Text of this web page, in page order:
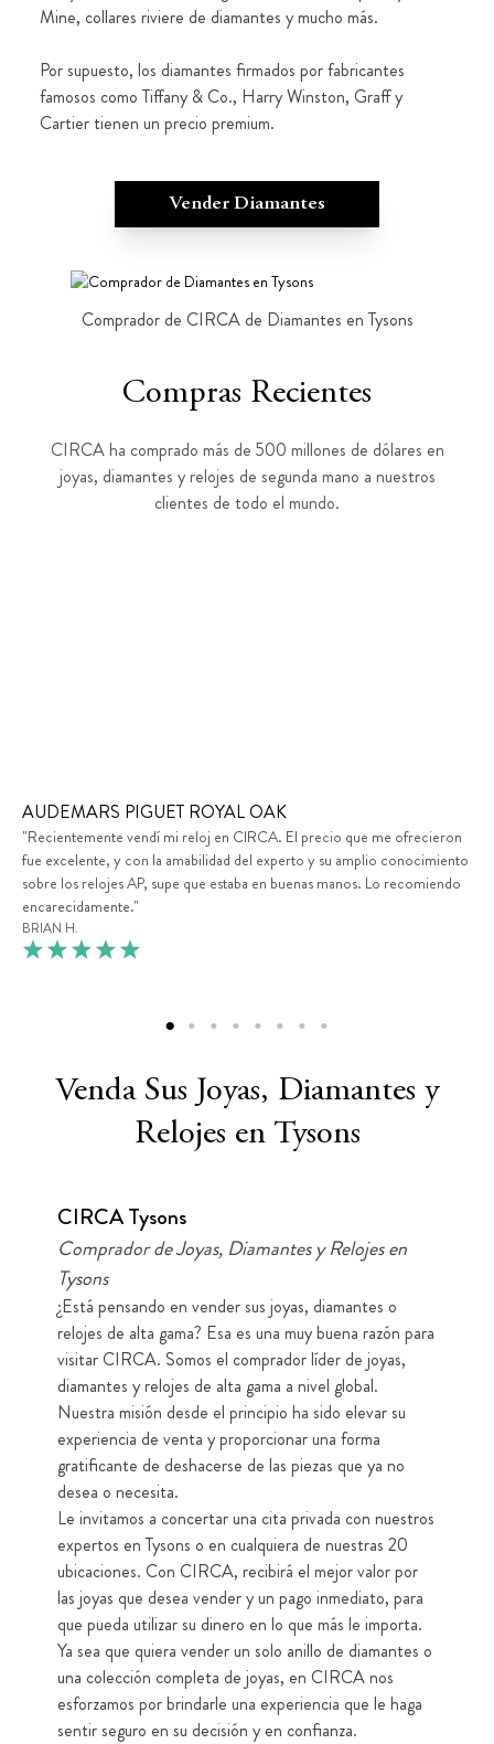
Mine, collares riviere de diamantes y mucho más.
Por supuesto, los diamantes firmados por fabricantes
famosos como Tiffany & Co., Harry Winston, Graff y
Cartier tienen un precio premium.
Vender Diamantes
Comprador de CIRCA de Diamantes en Tysons
Compras Recientes
CIRCA ha comprado más de 500 millones de dólares en
joyas, diamantes y relojes de segunda mano a nuestros
clientes de todo el mundo.
AUDEMARS PIGUET ROYAL OAK
"Recientemente vendí mi reloj en CIRCA. El precio que me ofrecieron
fue excelente, y con la amabilidad del experto y su amplio conocimiento
sobre los relojes AP, supe que estaba en buenas manos. Lo recomiendo
encarecidamente."
BRIAN H.
Venda Sus Joyas, Diamantes y
Relojes en Tysons
CIRCA Tysons
Comprador de Joyas, Diamantes y Relojes en
Tysons
¿Está pensando en vender sus joyas, diamantes o
relojes de alta gama? Esa es una muy buena razón para
visitar CIRCA. Somos el comprador líder de joyas,
diamantes y relojes de alta gama a nivel global.
Nuestra misión desde el principio ha sido elevar su
experiencia de venta y proporcionar una forma
gratificante de deshacerse de las piezas que ya no
desea o necesita.
Le invitamos a concertar una cita privada con nuestros
expertos en Tysons o en cualquiera de nuestras 20
ubicaciones. Con CIRCA, recibirá el mejor valor por
las joyas que desea vender y un pago inmediato, para
que pueda utilizar su dinero en lo que más le importa.
Ya sea que quiera vender un solo anillo de diamantes o
una colección completa de joyas, en CIRCA nos
esforzamos por brindarle una experiencia que le haga
sentir seguro en su decisión y en confianza.